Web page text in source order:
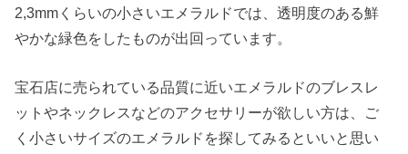
2,3mmくらいの小さいエメラルドでは、透明度のある鮮
やかな緑色をしたものが出回っています。
宝石店に売られている品質に近いエメラルドのブレスレ
ットやネックレスなどのアクセサリーが欲しい方は、ご
く小さいサイズのエメラルドを探してみるといいと思い